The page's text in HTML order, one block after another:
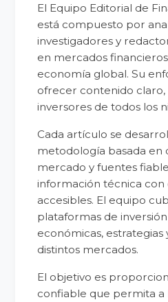
El Equipo Editorial de
está compuesto por
investigadores y
en mercados
economía global. Su
ofrecer contenido claro,
inversores de todos los
Cada artículo se
metodología basada en
mercado y fuentes
información técnica con
accesibles. El equipo
plataformas de
económicas,
distintos mercados.
El objetivo es
confiable que permita a